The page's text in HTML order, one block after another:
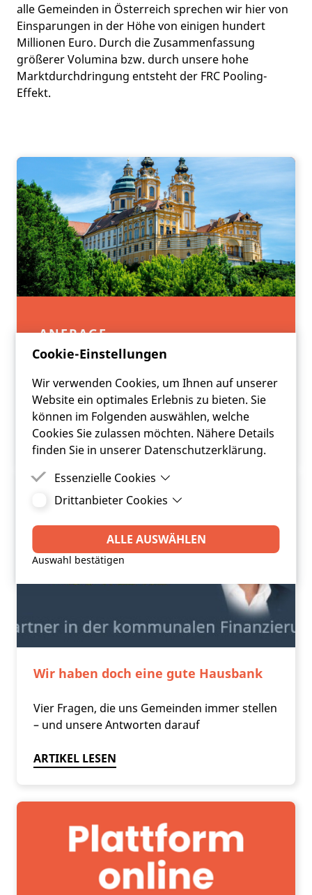
Cookie-Einstellungen
Wir verwenden Cookies, um Ihnen auf unserer
Website ein optimales Erlebnis zu bieten. Sie
können im Folgenden auswählen, welche
Cookies Sie zulassen möchten. Nähere Details
finden Sie in unserer Datenschutzerklärung.
Essenzielle Cookies
Essenzielle Cookies sind Cookies, welche für die
benötigt werden.
Drittanbieter Cookies
Drittanbieter Cookies sind Cookies, die
Drittanbieter-Software setzt, um Funktionen wie
Google Maps zu ermöglichen.
ALLE AUSWÄHLEN
Auswahl bestätigen
alle Gemeinden in Österreich sprechen wir hier von
Einsparungen in der Höhe von einigen hundert
Millionen Euro. Durch die Zusammenfassung
größerer Volumina bzw. durch unsere hohe
Marktdurchdringung entsteht der FRC Pooling-
Effekt.
ANFRAGE
FRC | KOMMUNAL |
DIGITAL
JETZT ANFRAGEN
Wir haben doch eine gute Hausbank
Vier Fragen, die uns Gemeinden immer stellen
– und unsere Antworten darauf
ARTIKEL LESEN